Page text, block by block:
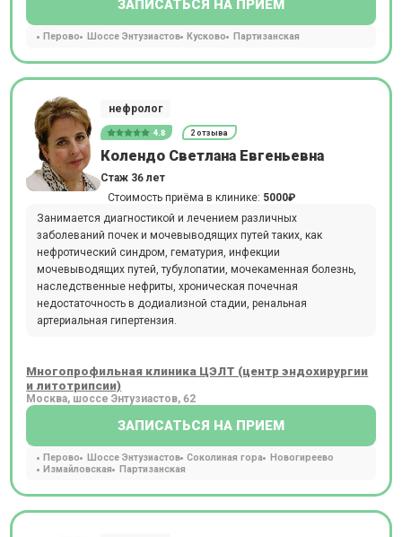
ЗАПИСАТЬСЯ НА ПРИЕМ
Перово Шоссе Энтузиастов Кусково Партизанская
нефролог
4.8 2 отзыва
Колендо Светлана Евгеньевна
Стаж 36 лет
Стоимость приёма в клинике: 5000₽
Занимается диагностикой и лечением различных
заболеваний почек и мочевыводящих путей таких, как
нефротический синдром, гематурия, инфекции
мочевыводящих путей, тубулопатии, мочекаменная болезнь,
наследственные нефриты, хроническая почечная
недостаточность в додиализной стадии, ренальная
артериальная гипертензия.
Многопрофильная клиника ЦЭЛТ (центр эндохирургии
и литотрипсии)
Москва, шоссе Энтузиастов, 62
ЗАПИСАТЬСЯ НА ПРИЕМ
Перово Шоссе Энтузиастов Соколиная гора
Новогиреево
Измайловская
Партизанская